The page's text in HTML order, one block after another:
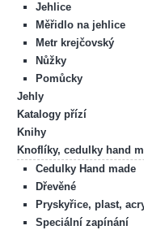
Jehlice
Měřidlo na jehlice
Metr krejčovský
Nůžky
Pomůcky
Jehly
Katalogy přízí
Knihy
Knoflíky, cedulky hand
Cedulky Hand made
Dřevěné
Pryskyřice, plast,
Speciální zapínání